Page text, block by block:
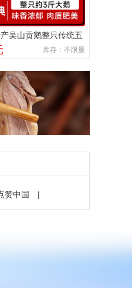
吴山贡鹅整只传统五
类熟食加热即食商用
库存：不限量
赞中国 |